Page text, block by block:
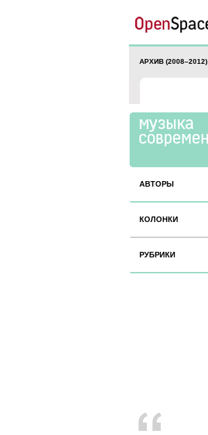
АРХИВ (2008–2012)
АВТОРЫ
КОЛОНКИ
РУБРИКИ